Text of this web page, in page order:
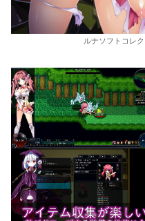
ルナソフトコレ